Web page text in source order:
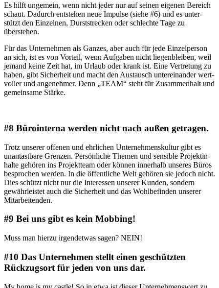
Es hilft unge­mein, wenn nicht jeder nur auf sei­nen eige­nen Bereich
schaut. Dadurch ent­ste­hen neue Impul­se (sie­he #6) und es unter­
stützt den Ein­zel­nen, Durst­stre­cken oder schlech­te Tage zu
überstehen.
Für das Unter­neh­men als Gan­zes, aber auch für jede Ein­zel­per­son
an sich, ist es von Vor­teil, wenn Auf­ga­ben nicht lie­gen­blei­ben, weil
jemand kei­ne Zeit hat, im Urlaub oder krank ist. Eine Ver­tre­tung zu
haben, gibt Sicher­heit und macht den Aus­tausch unter­ein­an­der wert­
vol­ler und ange­neh­mer. Denn „TEAM“ steht für Zusam­men­halt und
gemein­sa­me Stärke.
#8 Bürointerna werden nicht nach außen getragen.
Trotz unse­rer offe­nen und ehr­li­chen Unter­neh­mens­kul­tur gibt es
unan­tast­ba­re Gren­zen. Per­sön­li­che The­men und sen­si­ble Pro­jekt­in­
hal­te gehö­ren ins Pro­jekt­team oder kön­nen inner­halb unse­res Büros
bespro­chen wer­den. In die öffent­li­che Welt gehö­ren sie jedoch nicht.
Dies schützt nicht nur die Inter­es­sen unse­rer Kun­den, son­dern
gewähr­leis­tet auch die Sicher­heit und das Wohl­be­fin­den unse­rer
Mitarbeitenden.
#9 Bei uns gibt es kein Mobbing!
Muss man hier­zu irgend­et­was sagen? NEIN!
#10 Das Unternehmen stellt einen geschützten
Rückzugsort für jeden von uns dar.